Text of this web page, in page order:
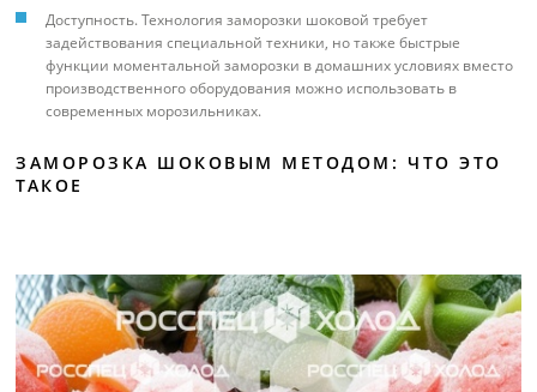
Доступность. Технология заморозки шоковой требует
задействования специальной техники, но также быстрые
функции моментальной заморозки в домашних условиях вместо
производственного оборудования можно использовать в
современных морозильниках.
ЗАМОРОЗКА ШОКОВЫМ МЕТОДОМ: ЧТО ЭТО
ТАКОЕ